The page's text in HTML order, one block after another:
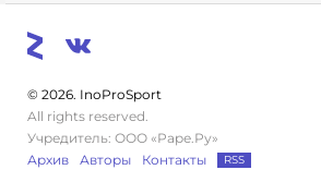
© 2026. InoProSport
All rights reserved.
Учредитель: ООО «Раре.Ру»
Архив
Авторы Контакты RSS